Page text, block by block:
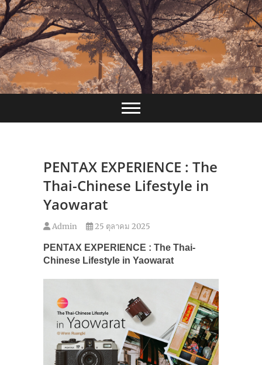
Skip
to
content
PENTAX EXPERIENCE : The
Thai-Chinese Lifestyle in
Yaowarat
Admin 25 ตุลาคม 2025
PENTAX EXPERIENCE : The Thai-
Chinese Lifestyle in Yaowarat